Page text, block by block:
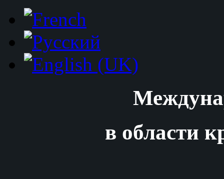
в области